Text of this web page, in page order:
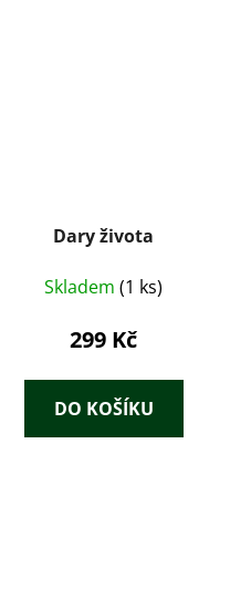
Dary života
Skladem (1 ks)
299 Kč
DO KOŠÍKU